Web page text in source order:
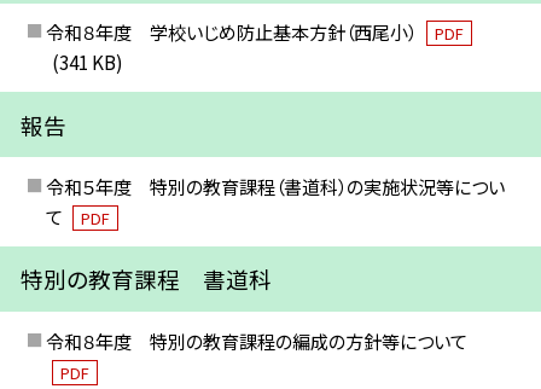
令和８年度 学校いじめ防止基本方針（西尾小） PDF
(341 KB)
報告
令和５年度 特別の教育課程（書道科）の実施状況等につい
て
PDF
特別の教育課程 書道科
令和８年度 特別の教育課程の編成の方針等について
PDF